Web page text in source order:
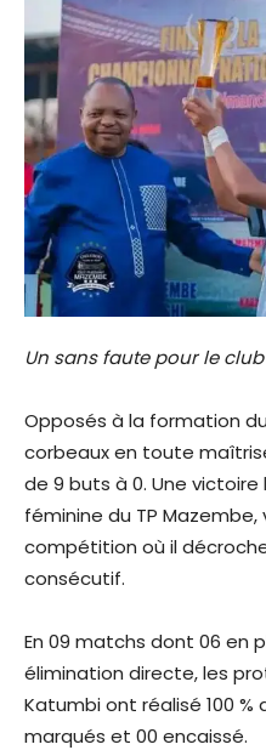
Un sans faute pour le
Opposés à la formation
corbeaux en toute
de 9 buts à 0. Une
féminine du TP
compétition où il
consécutif.
En 09 matchs dont 06 en
élimination directe, les
Katumbi ont réalisé 100
marqués et 00 encaissé.